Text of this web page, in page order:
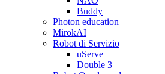
Buddy
Photon education
MirokAI
Robot di Servizio
uServe
Double 3